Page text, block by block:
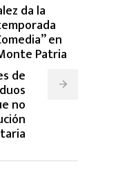
da la
en
Patria
de
no